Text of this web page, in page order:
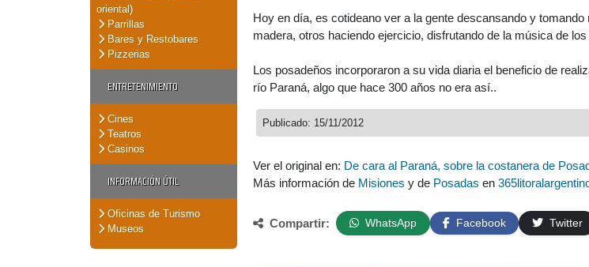
oriental)
Parrillas
Bares y Restobares
Pizzerias
ENTRETENIMIENTO
Cines
Teatros
Casinos
INFORMACIÓN ÚTIL
Oficinas de Turismo
Museos
Hoy en día, es cotideano ver a la gente descansando y
madera, otros haciendo ejercicio, disfrutando de la música de
Los posadeños incorporaron a su vida diaria el beneficio de
río Paraná, algo que hace 300 años no era así..
Publicado: 15/11/2012
Ver el original en: De cara al Paraná, sobre la costanera de
Más información de Misiones y de Posadas en
Compartir: WhatsApp Facebook Twitter